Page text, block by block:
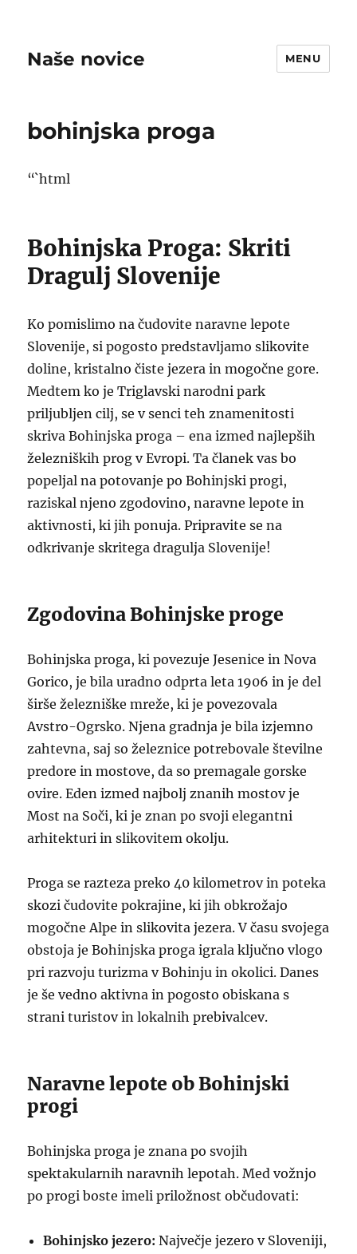
Naše novice MENU
bohinjska proga
“`html
Bohinjska Proga: Skriti
Dragulj Slovenije
Ko pomislimo na čudovite naravne lepote
Slovenije, si pogosto predstavljamo slikovite
doline, kristalno čiste jezera in mogočne gore.
Medtem ko je Triglavski narodni park
priljubljen cilj, se v senci teh znamenitosti
skriva Bohinjska proga – ena izmed najlepših
železniških prog v Evropi. Ta članek vas bo
popeljal na potovanje po Bohinjski progi,
raziskal njeno zgodovino, naravne lepote in
aktivnosti, ki jih ponuja. Pripravite se na
odkrivanje skritega dragulja Slovenije!
Zgodovina Bohinjske proge
Bohinjska proga, ki povezuje Jesenice in Nova
Gorico, je bila uradno odprta leta 1906 in je del
širše železniške mreže, ki je povezovala
Avstro-Ogrsko. Njena gradnja je bila izjemno
zahtevna, saj so železnice potrebovale številne
predore in mostove, da so premagale gorske
ovire. Eden izmed najbolj znanih mostov je
Most na Soči, ki je znan po svoji elegantni
arhitekturi in slikovitem okolju.
Proga se razteza preko 40 kilometrov in poteka
skozi čudovite pokrajine, ki jih obkrožajo
mogočne Alpe in slikovita jezera. V času svojega
obstoja je Bohinjska proga igrala ključno vlogo
pri razvoju turizma v Bohinju in okolici. Danes
je še vedno aktivna in pogosto obiskana s
strani turistov in lokalnih prebivalcev.
Naravne lepote ob Bohinjski
progi
Bohinjska proga je znana po svojih
spektakularnih naravnih lepotah. Med vožnjo
po progi boste imeli priložnost občudovati:
Bohinjsko jezero: Največje jezero v Sloveniji,